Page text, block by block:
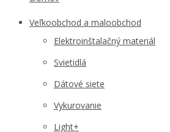
Veľkoobchod a maloobchod
Elektroinštalačný materiál
Svietidlá
Dátové siete
Vykurovanie
Light+